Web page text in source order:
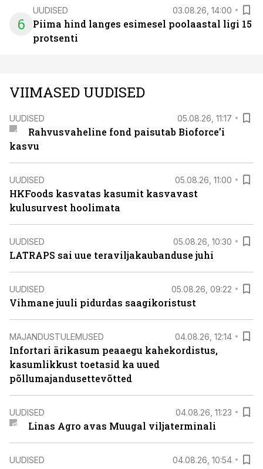
6
UUDISED 03.08.26, 14:00
Piima hind langes esimesel poolaastal ligi 15
protsenti
VIIMASED UUDISED
UUDISED 05.08.26, 11:17
Rahvusvaheline fond paisutab Bioforce’i
kasvu
UUDISED 05.08.26, 11:00
HKFoods kasvatas kasumit kasvavast
kulusurvest hoolimata
UUDISED 05.08.26, 10:30
LATRAPS sai uue teraviljakaubanduse juhi
UUDISED 05.08.26, 09:22
Vihmane juuli pidurdas saagikoristust
MAJANDUSTULEMUSED 04.08.26, 12:14
Infortari ärikasum peaaegu kahekordistus,
kasumlikkust toetasid ka uued
põllumajandusettevõtted
UUDISED 04.08.26, 11:23
Linas Agro avas Muugal viljaterminali
UUDISED 04.08.26, 10:54